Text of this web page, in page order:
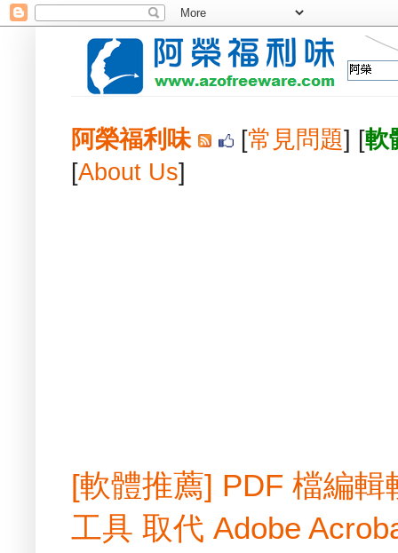
阿榮福利味 [常見問題] [軟
[About Us]
[軟體推薦] PDF 檔編
工具 取代 Adobe